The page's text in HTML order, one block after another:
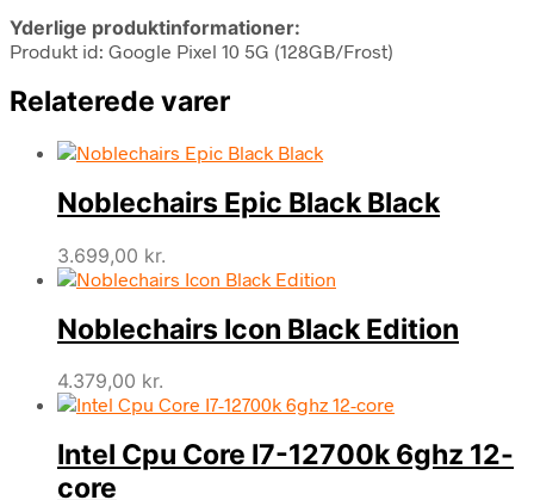
Yderlige produktinformationer:
Produkt id: Google Pixel 10 5G (128GB/Frost)
Relaterede varer
Noblechairs Epic Black Black
3.699,00 kr.
Noblechairs Icon Black Edition
4.379,00 kr.
Intel Cpu Core I7-12700k 6ghz 12-
core